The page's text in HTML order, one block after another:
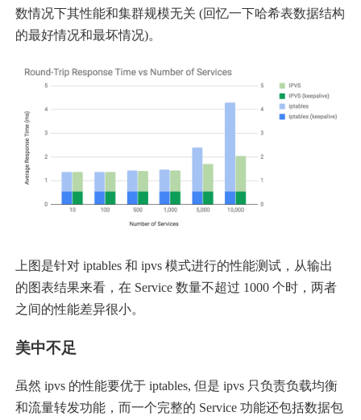
数情况下其性能和集群规模无关 (回忆一下哈希表数据结构
的最好情况和最坏情况)。
上图是针对 iptables 和 ipvs 模式进行的性能测试，从输出
的图表结果来看，在 Service 数量不超过 1000 个时，两者
之间的性能差异很小。
美中不足
虽然 ipvs 的性能要优于 iptables, 但是 ipvs 只负责负载均衡
和流量转发功能，而一个完整的 Service 功能还包括数据包